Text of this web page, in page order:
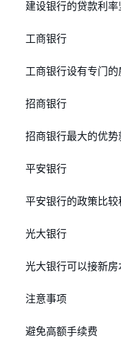
建设银行的贷款利
工商银行
工商银行设有专门
招商银行
招商银行最大的优势
平安银行
平安银行的政策比较
光大银行
光大银行可以接新
注意事项
避免高额手续费